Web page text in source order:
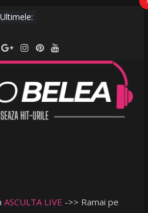
Ultimele:despre discriminare dacă se
în anumite locații
plecat în vacanță cu o altă femeie
și să respecte
ordinea rezultatelor unei căutări?
minute. O furtună puternică a
și în București
ASCULTA LIVE ->> Ramai pe